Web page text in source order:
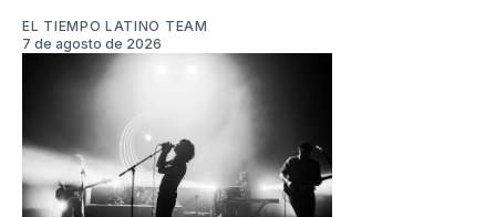
EL TIEMPO LATINO TEAM
7 de agosto de 2026